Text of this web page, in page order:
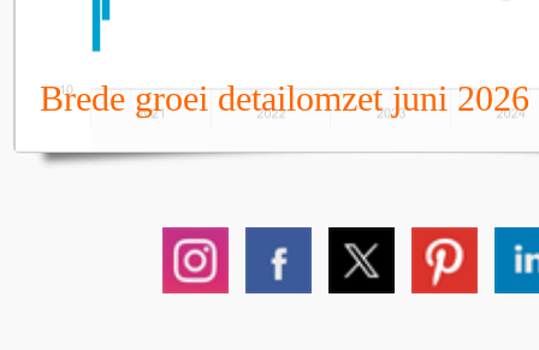
Brede groei detailomzet juni 2026